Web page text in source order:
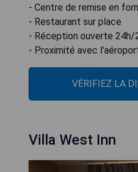
- Centre de remise en
- Restaurant sur place
- Réception ouverte 24h/
- Proximité avec
VÉRIFIEZ LA
Villa West Inn